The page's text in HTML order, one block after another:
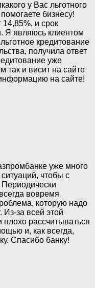
у Вас льготного
бизнесу!
14,85%, и срок
Я являюсь клиентом
кредитование
получила ответ
уже
так и висит на сайте
на сайте!
уже много
чтобы с
вовремя
которую надо
Из-за всей этой
плохо рассчитываться
и, как всегда,
Спасибо банку!